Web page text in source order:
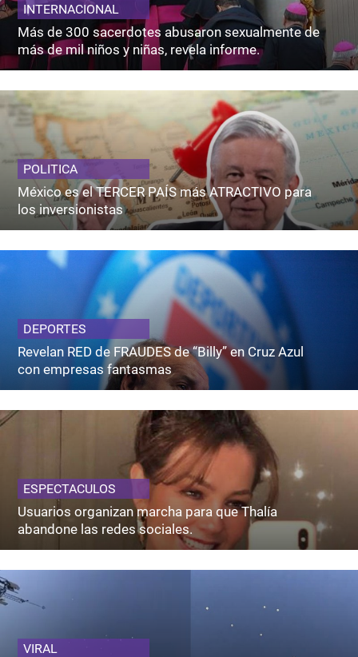
INTERNACIONAL
Más de 300 sacerdotes abusaron sexualmente de
más de mil niños y niñas, revela informe.
POLITICA
México es el TERCER PAÍS más ATRACTIVO para
los inversionistas
DEPORTES
Revelan RED de FRAUDES de “Billy” en Cruz Azul
con empresas fantasmas
ESPECTACULOS
Usuarios organizan marcha para que Thalía
abandone las redes sociales.
VIRAL